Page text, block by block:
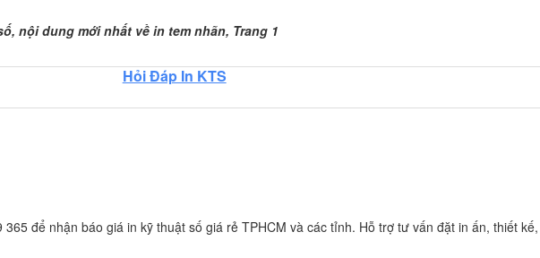
nội dung mới nhất về in tem nhãn, Trang 1
Hỏi Đáp In KTS
để nhận báo giá in kỹ thuật số giá rẻ TPHCM và các tỉnh. Hỗ trợ tư vấn đặt in ấn, thiết